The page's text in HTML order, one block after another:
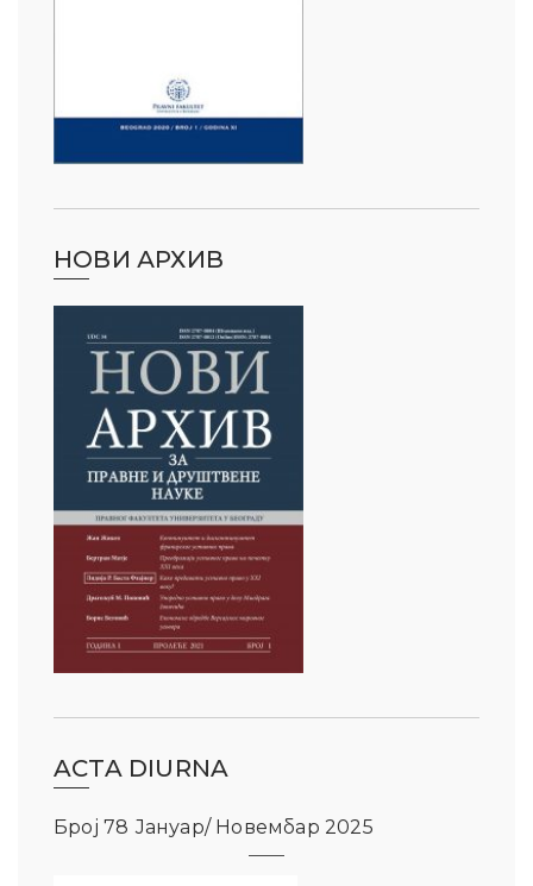
НОВИ АРХИВ
ACTA DIURNA
Број 78 Јануар/ Новембар 2025